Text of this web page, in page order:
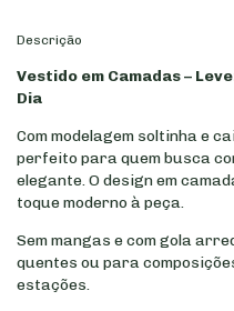
Descrição
Vestido em Camadas –
Dia
Com modelagem soltinha e
perfeito para quem busca
elegante. O design em
toque moderno à peça.
Sem mangas e com gola
quentes ou para
estações.